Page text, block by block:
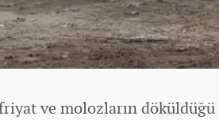
ve molozların